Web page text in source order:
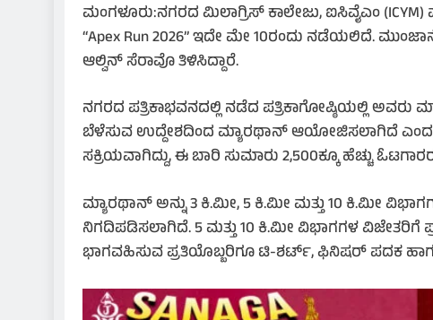
ಮಂಗಳೂರು:ನಗರದ ಮಿಲಾಗ್ರಿಸ್ ಕಾಲೇಜು, ಐಸಿವೈಎಂ
“Apex Run 2026” ಇದೇ ಮೇ 10ರಂದು ನಡೆಯಲಿದೆ.
ಆಲ್ವಿನ್ ಸೆರಾವೊ ತಿಳಿಸಿದ್ದಾರೆ.
ನಗರದ ಪತ್ರಿಕಾಭವನದಲ್ಲಿ ನಡೆದ ಪತ್ರಿಕಾಗೋಷ್ಠಿಯಲ್ಲಿ ಅವರು
ಬೆಳೆಸುವ ಉದ್ದೇಶದಿಂದ ಮ್ಯಾರಥಾನ್ ಆಯೋಜಿಸಲಾಗಿದೆ
ಸಕ್ರಿಯವಾಗಿದ್ದು, ಈ ಬಾರಿ ಸುಮಾರು 2,500ಕ್ಕೂ ಹೆಚ್ಚು
ಮ್ಯಾರಥಾನ್ ಅನ್ನು 3 ಕಿ.ಮೀ, 5 ಕಿ.ಮೀ ಮತ್ತು 10 ಕಿ.ಮೀ
ನಿಗದಿಪಡಿಸಲಾಗಿದೆ. 5 ಮತ್ತು 10 ಕಿ.ಮೀ ವಿಭಾಗಗಳ ವಿಜೇತರಿಗೆ
ಭಾಗವಹಿಸುವ ಪ್ರತಿಯೊಬ್ಬರಿಗೂ ಟಿ-ಶರ್ಟ್, ಫಿನಿಷರ್ ಪದಕ